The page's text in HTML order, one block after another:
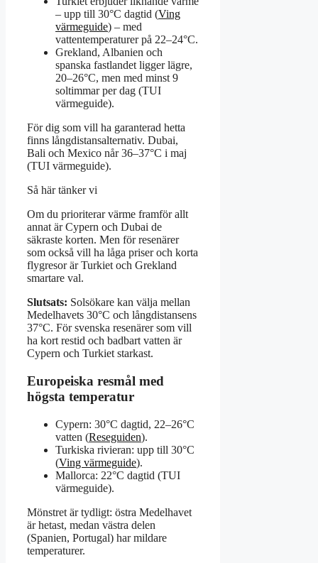
– upp till 30°C dagtid (Ving
värmeguide) – med
vattentemperaturer på 22–24°C.
Grekland, Albanien och
spanska fastlandet ligger lägre,
20–26°C, men med minst 9
soltimmar per dag (TUI
värmeguide).
För dig som vill ha garanterad hetta
finns långdistansalternativ. Dubai,
Bali och Mexico når 36–37°C i maj
(TUI värmeguide).
Så här tänker vi
Om du prioriterar värme framför allt
annat är Cypern och Dubai de
säkraste korten. Men för resenärer
som också vill ha låga priser och korta
flygresor är Turkiet och Grekland
smartare val.
Slutsats: Solsökare kan välja mellan
Medelhavets 30°C och långdistansens
37°C. För svenska resenärer som vill
ha kort restid och badbart vatten är
Cypern och Turkiet starkast.
Europeiska resmål med
högsta temperatur
Cypern: 30°C dagtid, 22–26°C
vatten (Reseguiden).
Turkiska rivieran: upp till 30°C
(Ving värmeguide).
Mallorca: 22°C dagtid (TUI
värmeguide).
Mönstret är tydligt: östra Medelhavet
är hetast, medan västra delen
(Spanien, Portugal) har mildare
temperaturer.